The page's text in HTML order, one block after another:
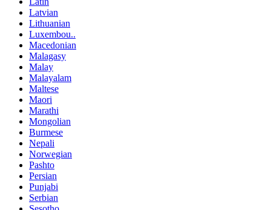
Latvian
Lithuanian
Luxembou..
Macedonian
Malagasy
Malay
Malayalam
Maltese
Maori
Marathi
Mongolian
Burmese
Nepali
Norwegian
Pashto
Persian
Punjabi
Serbian